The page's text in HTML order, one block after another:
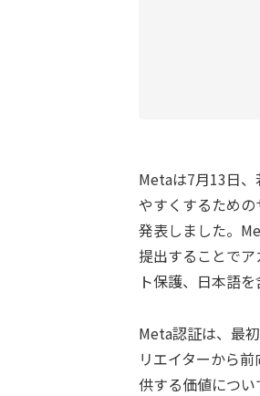
Metaは7月13日
やすくするため
発表しました。
提出することで
ト保護、日本語
Meta認証は、最
リエイターから
供する価値につ